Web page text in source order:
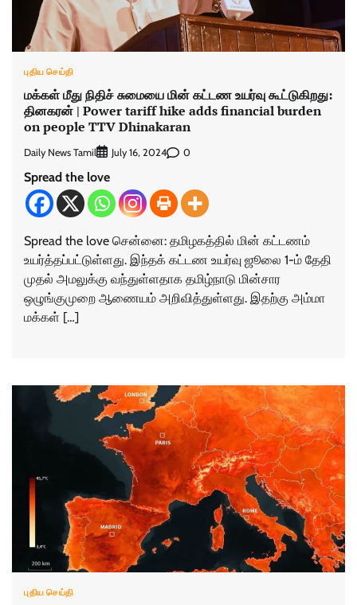
புதிய செய்தி
மக்கள் மீது நிதிச் சுமையை மின் கட்டண உயர்வு கூட்டுகிறது:
தினகரன் | Power tariff hike adds financial burden
on people TTV Dhinakaran
Daily News Tamil July 16, 2024 0
Spread the love
Spread the love சென்னை: தமிழகத்தில் மின் கட்டணம்
உயர்த்தப்பட்டுள்ளது. இந்தக் கட்டண உயர்வு ஜூலை 1-ம் தேதி
முதல் அமலுக்கு வந்துள்ளதாக தமிழ்நாடு மின்சார
ஒழுங்குமுறை ஆணையம் அறிவித்துள்ளது. இதற்கு அம்மா
மக்கள் […]
புதிய செய்தி